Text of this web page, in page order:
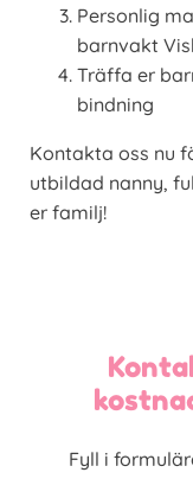
Personlig
barnvakt
Träffa er
bindning
Kontakta oss nu
utbildad nanny,
er familj!
Fyll i